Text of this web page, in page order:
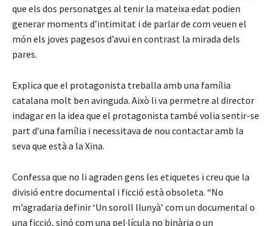
que els dos personatges al tenir la mateixa edat podien
generar moments d’intimitat i de parlar de com veuen el
món els joves pagesos d’avui en contrast la mirada dels
pares.
Explica que el protagonista treballa amb una família
catalana molt ben avinguda. Això li va permetre al director
indagar en la idea que el protagonista també volia sentir-se
part d’una família i necessitava de nou contactar amb la
seva que està a la Xina.
Confessa que no li agraden gens les etiquetes i creu que la
divisió entre documental i ficció està obsoleta. “No
m’agradaria definir ‘Un soroll llunyà’ com un documental o
una ficció, sinó com una pel·lícula no binària o un